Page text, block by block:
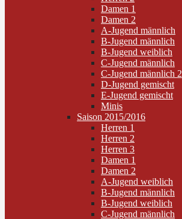
Damen 1
Damen 2
A-Jugend männlich
B-Jugend männlich
B-Jugend weiblich
C-Jugend männlich
C-Jugend männlich 2
D-Jugend gemischt
E-Jugend gemischt
Minis
Saison 2015/2016
Herren 1
Herren 2
Herren 3
Damen 1
Damen 2
A-Jugend weiblich
B-Jugend männlich
B-Jugend weiblich
C-Jugend männlich